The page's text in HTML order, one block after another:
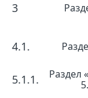
3
4.1.
5.1.1.
Раздел